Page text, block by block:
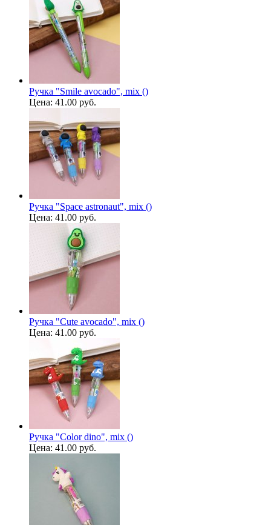
Ручка "Smile avocado", mix ()
Цена: 41.00 руб.
Ручка "Space astronaut", mix ()
Цена: 41.00 руб.
Ручка "Cute avocado", mix ()
Цена: 41.00 руб.
Ручка "Color dino", mix ()
Цена: 41.00 руб.